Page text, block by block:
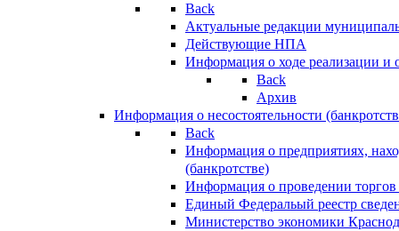
Back
Актуальные редакции
Действующие НПА
Информация о ходе реализации
Back
Архив
Информация о несостоятельности
Back
Информация о предприятиях,
(банкротстве)
Информация о проведении
Единый Федеральый реестр
Министерство экономики